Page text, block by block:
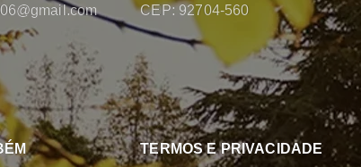
CEP: 92704-560
TERMOS E PRIVACIDADE